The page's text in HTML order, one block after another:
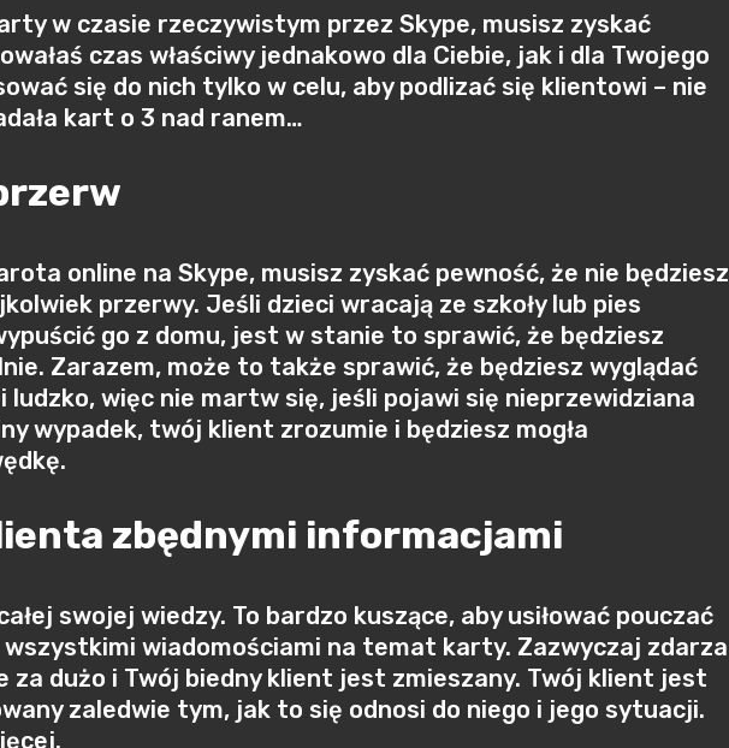
w czasie rzeczywistym przez Skype, musisz zyskać
czas właściwy jednakowo dla Ciebie, jak i dla Twojego
się do nich tylko w celu, aby podlizać się klientowi – nie
kart o 3 nad ranem…
online na Skype, musisz zyskać pewność, że nie będziesz
przerwy. Jeśli dzieci wracają ze szkoły lub pies
go z domu, jest w stanie to sprawić, że będziesz
Zarazem, może to także sprawić, że będziesz wyglądać
więc nie martw się, jeśli pojawi się nieprzewidziana
wypadek, twój klient zrozumie i będziesz mogła
zbędnymi informacjami
swojej wiedzy. To bardzo kuszące, aby usiłować pouczać
wszystkimi wiadomościami na temat karty. Zazwyczaj zdarza
za dużo i Twój biedny klient jest zmieszany. Twój klient jest
zaledwie tym, jak to się odnosi do niego i jego sytuacji.